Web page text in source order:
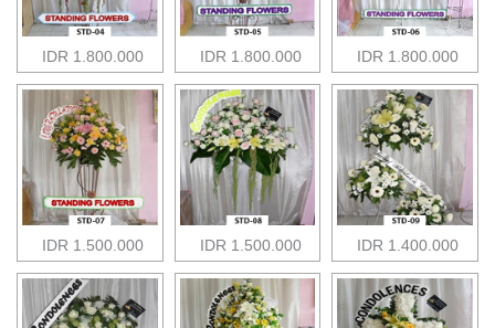
IDR 1.800.000 IDR 1.800.000 IDR 1.800.000
IDR 1.500.000 IDR 1.500.000 IDR 1.400.000